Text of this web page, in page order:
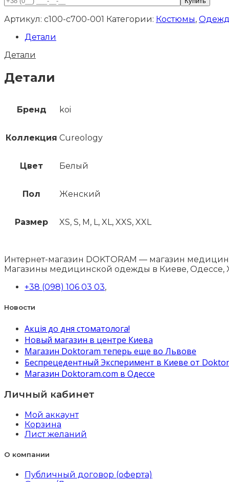
Артикул: c100-c700-001 Категории: Костюмы,
Детали
Детали
Детали
Бренд koi
Коллекция Cureology
Цвет Белый
Пол Женский
Размер XS, S, M, L, XL, XXS, XXL
Интернет-магазин DOKTORAM — магазин
Магазины медицинской одежды в Киеве, Одессе,
+38 (098) 106 03 03,
Новости
Акція до дня стоматолога!
Новый магазин в центре Киева
Магазин Doktoram теперь еще во Львове
Беспрецедентный Эксперимент в Киеве от
Магазин Doktoram.com в Одессе
Личный кабинет
Мой аккаунт
Корзина
Лист желаний
О компании
Публичный договор (оферта)